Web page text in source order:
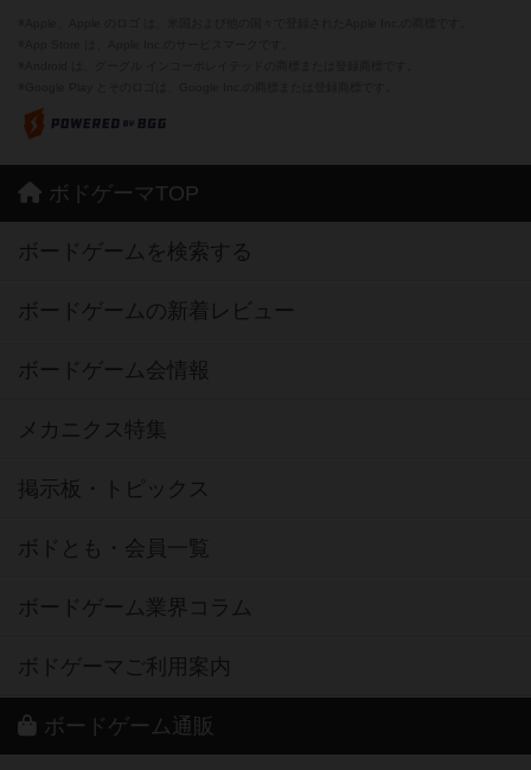
ボドゲーマTOP
ボードゲームを検索する
ボードゲームの新着レビュー
ボードゲーム会情報
メカニクス特集
掲示板・トピックス
ボドとも・会員一覧
ボードゲーム業界コラム
ボドゲーマご利用案内
ボードゲーム通販